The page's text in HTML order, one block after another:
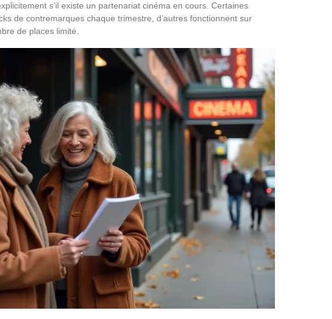
s’il existe un partenariat cinéma en cours. Certaines
de contremarques chaque trimestre, d’autres fonctionnent sur
de places limité.